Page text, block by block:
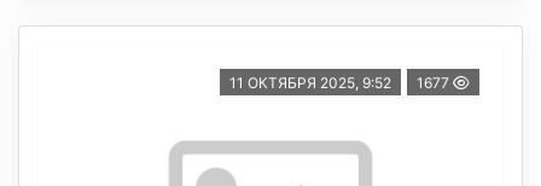
11 ОКТЯБРЯ 2025, 9:52 1677